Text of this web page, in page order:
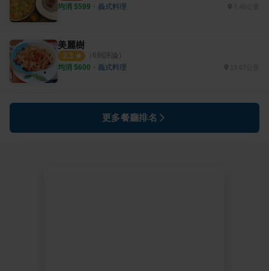
均消 $599 ・ 義式料理 7.46公里
美麗樹
2.3 （ 6則評論）
均消 $600 ・ 義式料理
更多餐廳排名